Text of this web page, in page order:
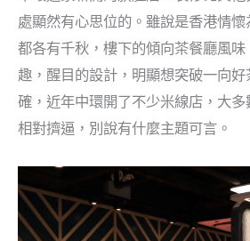
處顯然有心思位的。雖說是香港情
都各有千秋，樓下的傾向茶餐廳風
趣，醒目的設計，明顯想突破一向
確，近年中環開了不少米線店，大
相對擠逼，別說有什麼主題可言。